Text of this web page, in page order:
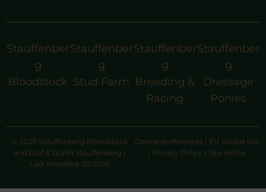
Stauffenber
g
Bloodstock
Stauffenber
g
Stud Farm
Stauffenber
g
Breeding &
Racing
Stauffenber
g
Dressage
Ponies
© 2025 Stauffenberg Bloodstock
and Graf & Gräfin Stauffenberg |
Last modified: 07.2026
Cookie preferences | EU cookie law
| Privacy Policy | Site notice